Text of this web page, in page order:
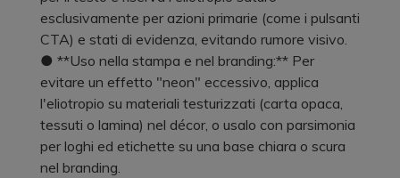
esclusivamente per azioni primarie (come i pulsanti
CTA) e stati di evidenza, evitando rumore visivo.
● **Uso nella stampa e nel branding:** Per
evitare un effetto "neon" eccessivo, applica
l'eliotropio su materiali testurizzati (carta opaca,
tessuti o lamina) nel décor, o usalo con parsimonia
per loghi ed etichette su una base chiara o scura
nel branding.